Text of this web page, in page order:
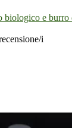
biologico e burro
i